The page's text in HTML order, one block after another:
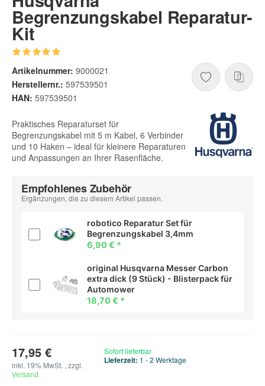
Begrenzungskabel Reparatur-
Kit
Artikelnummer: 9000021
Herstellernr.: 597539501
HAN: 597539501
Praktisches Reparaturset für
Begrenzungskabel mit 5 m Kabel, 6 Verbinder
und 10 Haken – ideal für kleinere Reparaturen
und Anpassungen an Ihrer Rasenfläche.
Empfohlenes Zubehör
Ergänzungen, die zu diesem Artikel passen.
robotico Reparatur Set für
Begrenzungskabel 3,4mm
6,90 € *
original Husqvarna Messer Carbon
extra dick (9 Stück) - Blisterpack für
Automower
18,70 € *
17,95 €
inkl. 19% MwSt. , zzgl.
Versand
Sofort lieferbar
Lieferzeit: 1 - 2 Werktage